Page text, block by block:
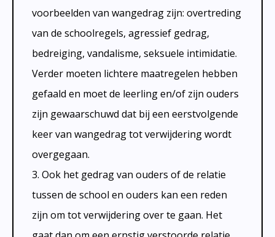
voorbeelden van wangedrag zijn: overtreding
van de schoolregels, agressief gedrag,
bedreiging, vandalisme, seksuele intimidatie.
Verder moeten lichtere maatregelen hebben
gefaald en moet de leerling en/of zijn ouders
zijn gewaarschuwd dat bij een eerstvolgende
keer van wangedrag tot verwijdering wordt
overgegaan.
3. Ook het gedrag van ouders of de relatie
tussen de school en ouders kan een reden
zijn om tot verwijdering over te gaan. Het